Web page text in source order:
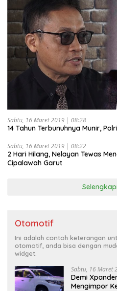
Sabtu, 16 Maret 2019 | 08:28
14 Tahun Terbunuhnya Munir,
Sabtu, 16 Maret 2019 | 08:22
2 Hari Hilang, Nelayan Tewas
Cipalawah Garut
Otomotif
Ini adalah contoh keterangan
otomotif, anda bisa dengan
widget.
Sabtu, 16 Maret
Demi
Mengimpor